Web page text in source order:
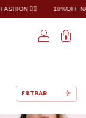
10%OFF NA PRIMEIRA
0
FILTRAR